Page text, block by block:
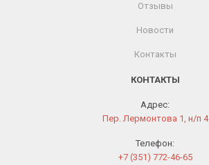
Отзывы
Новости
Контакты
КОНТАКТЫ
Адрес:
Пер. Лермонтова 1, н/п 4
Телефон:
+7 (351) 772-46-65